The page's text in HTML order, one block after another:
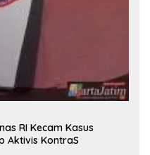
RI Kecam Kasus
Aktivis KontraS